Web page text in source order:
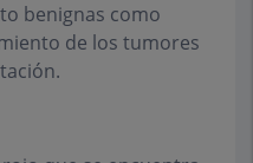
benignas como
de los tumores